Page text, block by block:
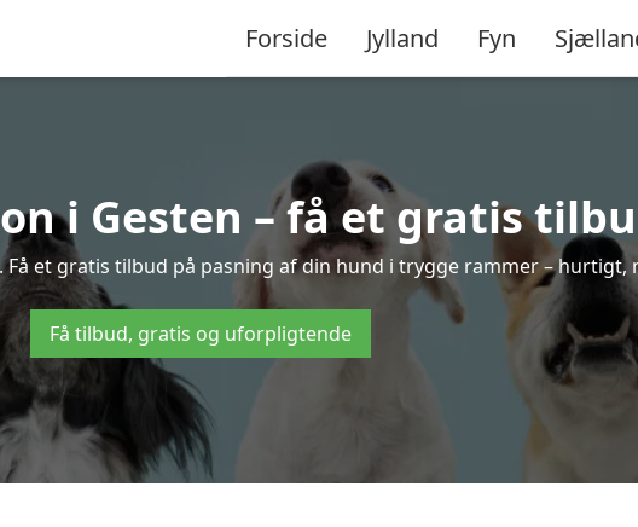
Forside Jylland Fyn
i Gesten – få et gratis
et gratis tilbud på pasning af din hund i trygge rammer –
Få tilbud, gratis og uforpligtende